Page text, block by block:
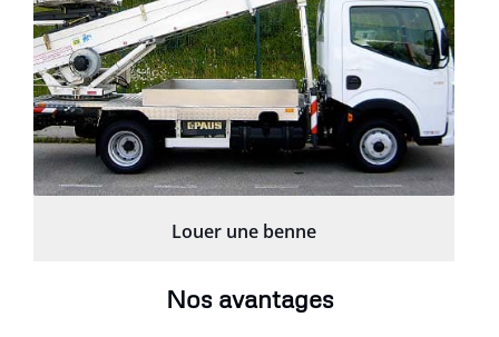
Louer une benne
Nos avantages